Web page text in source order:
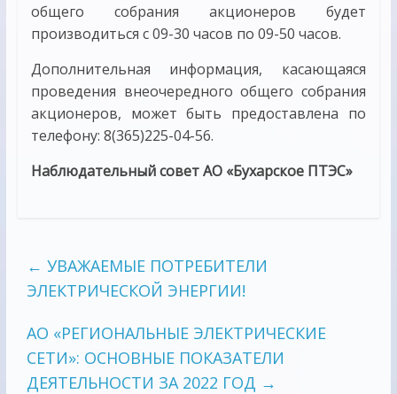
общего собрания акционеров будет
производиться с 09-30 часов по 09-50 часов.
Дополнительная информация, касающаяся
проведения внеочередного общего собрания
акционеров, может быть предоставлена по
телефону: 8(365)225-04-56.
Наблюдательный совет АО «Бухарское ПТЭС»
← УВАЖАЕМЫЕ ПОТРЕБИТЕЛИ
ЭЛЕКТРИЧЕСКОЙ ЭНЕРГИИ!
АО «РЕГИОНАЛЬНЫЕ ЭЛЕКТРИЧЕСКИЕ
СЕТИ»: ОСНОВНЫЕ ПОКАЗАТЕЛИ
ДЕЯТЕЛЬНОСТИ ЗА 2022 ГОД →